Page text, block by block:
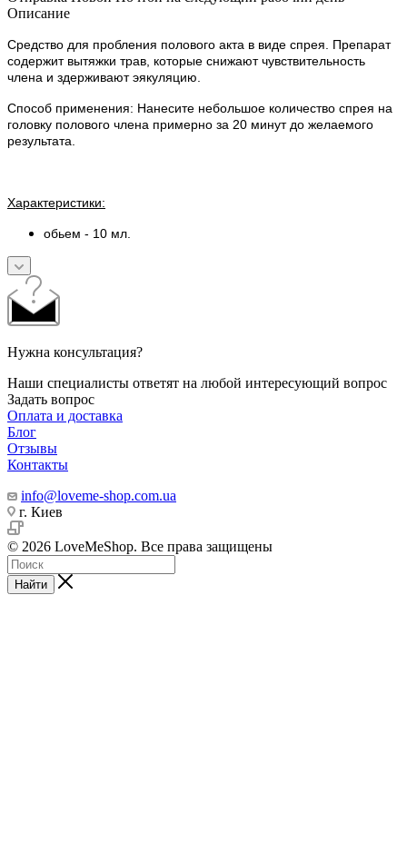
Описание
Средство для пробления полового акта в виде спрея. Препарат
содержит вытяжки трав, которые снижают чувствительность
члена и здерживают эякуляцию.
Способ применения: Нанесите небольшое количество спрея на
головку полового члена примерно за 20 минут до желаемого
результата.
Характеристики:
обьем - 10 мл.
Нужна консультация?
Наши специалисты ответят на любой интересующий вопрос
Задать вопрос
Оплата и доставка
Блог
Отзывы
Контакты
info@loveme-shop.com.ua
г. Киев
© 2026 LoveMeShop. Все права защищены
Найти